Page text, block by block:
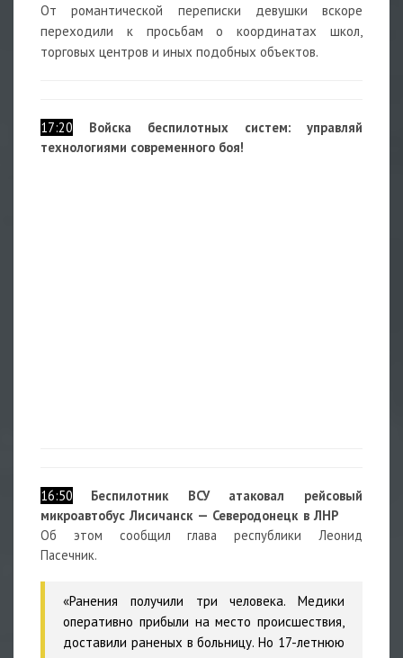
От романтической переписки девушки вскоре
переходили к просьбам о координатах школ,
торговых центров и иных подобных объектов.
17:20
Войска беспилотных систем: управляй
технологиями современного боя!
16:50
Беспилотник ВСУ атаковал рейсовый
микроавтобус Лисичанск — Северодонецк в ЛНР
Об этом сообщил глава республики Леонид
Пасечник.
«Ранения получили три человека. Медики
оперативно прибыли на место происшествия,
доставили раненых в больницу. Но 17-летнюю